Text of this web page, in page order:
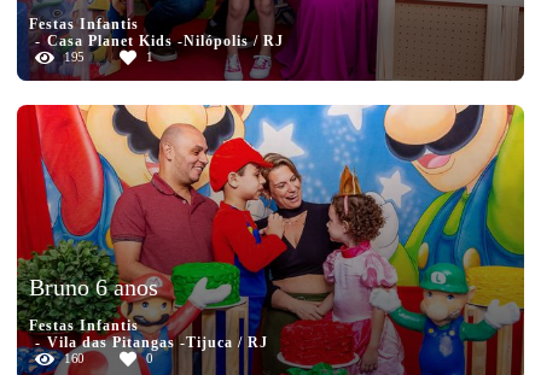
Festas Infantis
Casa Planet Kids -Nilópolis / RJ
195 1
Bruno 6 anos
Festas Infantis
Vila das Pitangas -Tijuca / RJ
160 0